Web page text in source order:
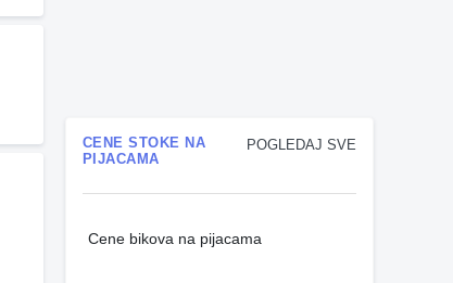
POGLEDAJ SVE
CENE STOKE NA
PIJACAMA
Cene bikova na pijacama